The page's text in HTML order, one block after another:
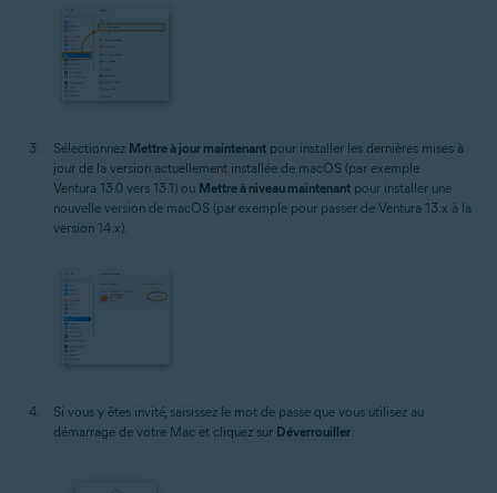
Sélectionnez Mettre à jour maintenant pour installer les dernières mises à
jour de la version actuellement installée de macOS (par exemple
Ventura 13.0 vers 13.1) ou Mettre à niveau maintenant pour installer une
nouvelle version de macOS (par exemple pour passer de Ventura 13.x à la
version 14.x).
Si vous y êtes invité, saisissez le mot de passe que vous utilisez au
démarrage de votre Mac et cliquez sur Déverrouiller.